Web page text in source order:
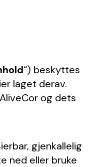
“) beskyttes
laget derav.
og dets
gjenkallelig
ned eller bruke